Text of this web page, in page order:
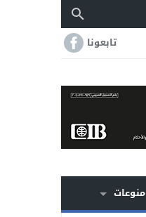
تابعونا
منوعات